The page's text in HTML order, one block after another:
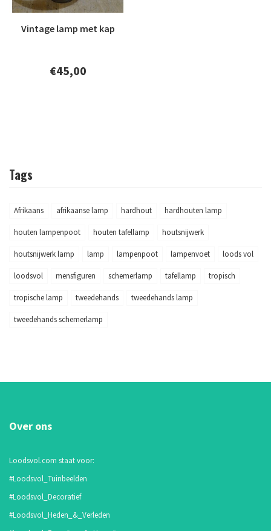
Vintage lamp met kap
€45,00
Tags
Afrikaans afrikaanse lamp hardhout hardhouten lamp
houten lampenpoot houten tafellamp houtsnijwerk
houtsnijwerk lamp lamp lampenpoot lampenvoet loods vol
loodsvol mensfiguren schemerlamp tafellamp tropisch
tropische lamp tweedehands tweedehands lamp
tweedehands schemerlamp
Over ons
Loodsvol.com staat voor:
#Loodsvol_Tuinbeelden
#Loodsvol_Decoratief
#Loodsvol_Heden_&_Verleden